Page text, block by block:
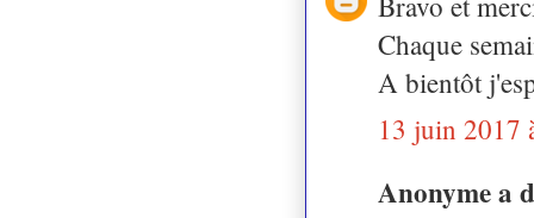
Chaque
A bientôt
13 juin 2017
Anonyme a